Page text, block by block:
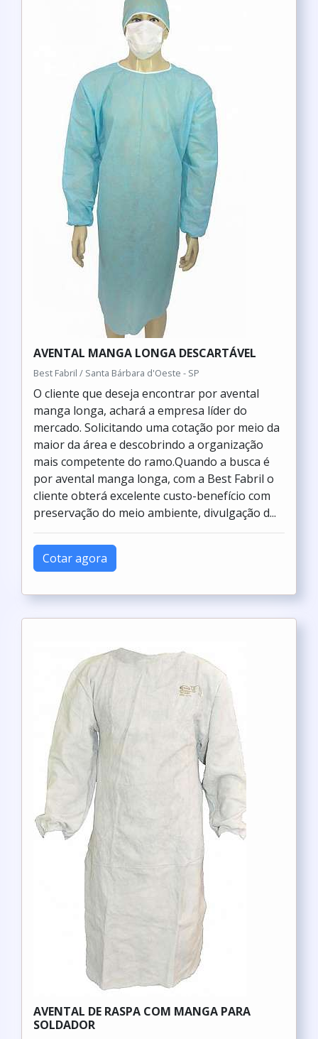
AVENTAL MANGA LONGA DESCARTÁVEL
Best Fabril / Santa Bárbara d'Oeste - SP
O cliente que deseja encontrar por avental
manga longa, achará a empresa líder do
mercado. Solicitando uma cotação por meio da
maior da área e descobrindo a organização
mais competente do ramo.Quando a busca é
por avental manga longa, com a Best Fabril o
cliente obterá excelente custo-benefício com
preservação do meio ambiente, divulgação d...
Cotar agora
AVENTAL DE RASPA COM MANGA PARA
SOLDADOR